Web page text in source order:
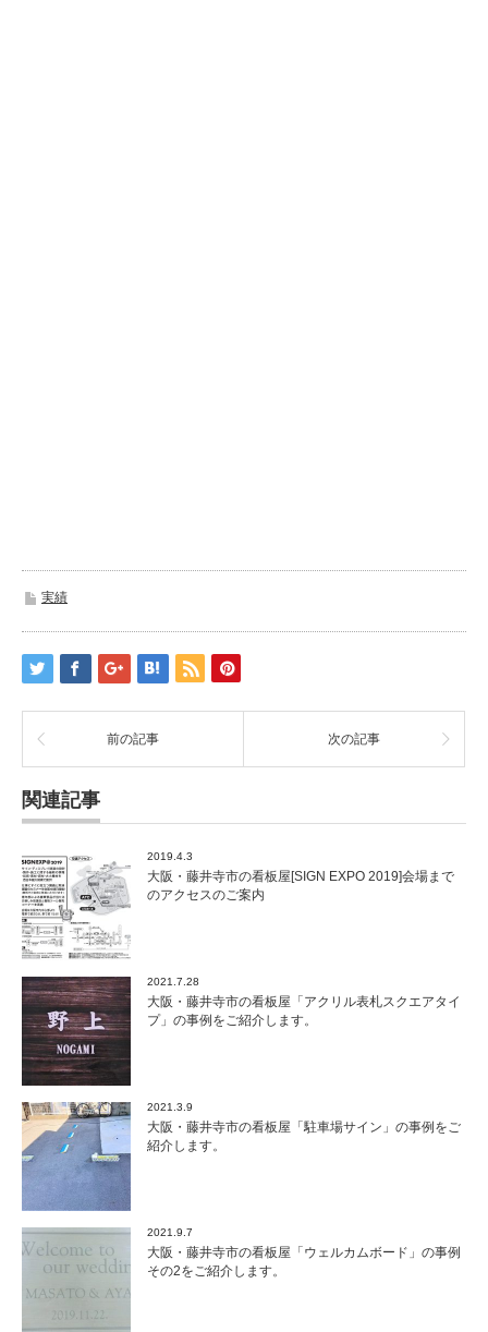
実績
前の記事 次の記事
関連記事
2019.4.3
大阪・藤井寺市の看板屋[SIGN EXPO 2019]会場まで
のアクセスのご案内
2021.7.28
大阪・藤井寺市の看板屋「アクリル表札スクエアタイ
プ」の事例をご紹介します。
2021.3.9
大阪・藤井寺市の看板屋「駐車場サイン」の事例をご
紹介します。
2021.9.7
大阪・藤井寺市の看板屋「ウェルカムボード」の事例
その2をご紹介します。